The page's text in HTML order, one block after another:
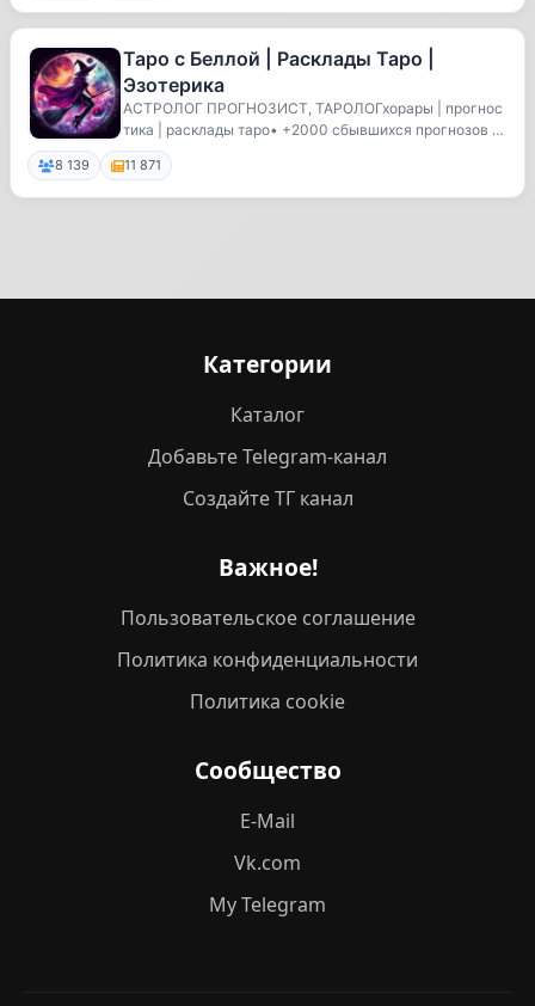
Таро с Беллой | Расклады Таро |
Эзотерика
АСТРОЛОГ ПРОГНОЗИСТ, ТАРОЛОГхорары | прогнос
тика | расклады таро• +2000 сбывшихся прогнозов •
отв...
8 139 11 871
Категории
Каталог
Добавьте Telegram-канал
Создайте ТГ канал
Важное!
Пользовательское соглашение
Политика конфиденциальности
Политика cookie
Сообщество
E-Mail
Vk.com
My Telegram